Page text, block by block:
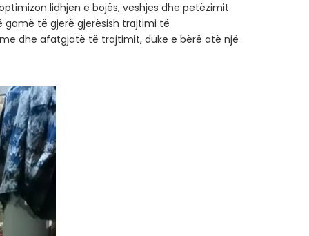
lidhjen e bojës, veshjes dhe petëzimit
gamë të gjerë gjerësish trajtimi të
dhe afatgjatë të trajtimit, duke e bërë atë një